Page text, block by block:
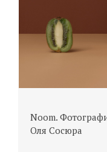
Noom.
Оля Сосюра